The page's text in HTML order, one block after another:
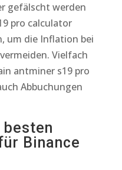
gefälscht werden
pro calculator
um die Inflation bei
Vielfach
antminer s19 pro
Abbuchungen
besten
Binance